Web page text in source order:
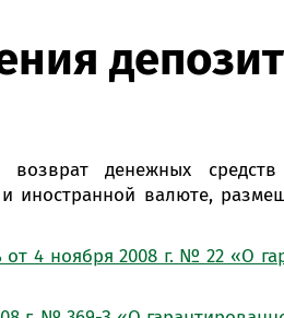
и возврат денежных
иностранной валюте,
4 ноября 2008 г. № 22 «О